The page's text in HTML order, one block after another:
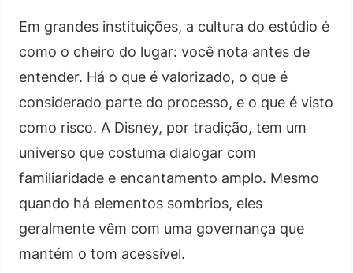
Em grandes instituições, a cultura do estúdio é
como o cheiro do lugar: você nota antes de
entender. Há o que é valorizado, o que é
considerado parte do processo, e o que é visto
como risco. A Disney, por tradição, tem um
universo que costuma dialogar com
familiaridade e encantamento amplo. Mesmo
quando há elementos sombrios, eles
geralmente vêm com uma governança que
mantém o tom acessível.